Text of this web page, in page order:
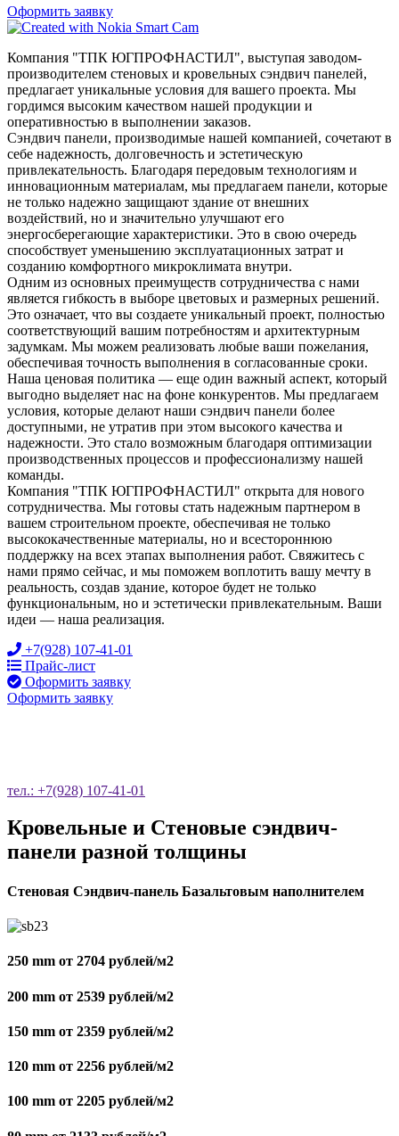
Оформить заявку
Компания "ТПК ЮГПРОФНАСТИЛ", выступая заводом-
производителем стеновых и кровельных сэндвич панелей,
предлагает уникальные условия для вашего проекта. Мы
гордимся высоким качеством нашей продукции и
оперативностью в выполнении заказов.
Сэндвич панели, производимые нашей компанией, сочетают в
себе надежность, долговечность и эстетическую
привлекательность. Благодаря передовым технологиям и
инновационным материалам, мы предлагаем панели, которые
не только надежно защищают здание от внешних
воздействий, но и значительно улучшают его
энергосберегающие характеристики. Это в свою очередь
способствует уменьшению эксплуатационных затрат и
созданию комфортного микроклимата внутри.
Одним из основных преимуществ сотрудничества с нами
является гибкость в выборе цветовых и размерных решений.
Это означает, что вы создаете уникальный проект, полностью
соответствующий вашим потребностям и архитектурным
задумкам. Мы можем реализовать любые ваши пожелания,
обеспечивая точность выполнения в согласованные сроки.
Наша ценовая политика — еще один важный аспект, который
выгодно выделяет нас на фоне конкурентов. Мы предлагаем
условия, которые делают наши сэндвич панели более
доступными, не утратив при этом высокого качества и
надежности. Это стало возможным благодаря оптимизации
производственных процессов и профессионализму нашей
команды.
Компания "ТПК ЮГПРОФНАСТИЛ" открыта для нового
сотрудничества. Мы готовы стать надежным партнером в
вашем строительном проекте, обеспечивая не только
высококачественные материалы, но и всестороннюю
поддержку на всех этапах выполнения работ. Свяжитесь с
нами прямо сейчас, и мы поможем воплотить вашу мечту в
реальность, создав здание, которое будет не только
функциональным, но и эстетически привлекательным. Ваши
идеи — наша реализация.
+7(928) 107-41-01
Прайс-лист
Оформить заявку
Оформить заявку
тел.: +7(928) 107-41-01
Кровельные и Стеновые сэндвич-
панели разной толщины
Стеновая Сэндвич-панель Базальтовым наполнителем
250 mm от 2704 рублей/м2
200 mm от 2539 рублей/м2
150 mm от 2359 рублей/м2
120 mm от 2256 рублей/м2
100 mm от 2205 рублей/м2